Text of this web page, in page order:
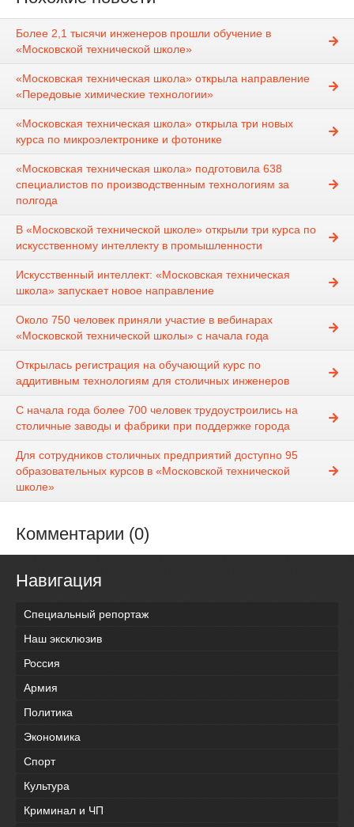
Более 2,1 тысячи инженеров прошли обучение в
«Московской технической школе»
«Московская техническая школа» открыла направление
«Передовые химические технологии»
«Московская техническая школа» открыла три новых
курса по микроэлектронике и фотонике
«Московская техническая школа» подготовила 638
специалистов по производственным технологиям за
полгода
В «Московской технической школе» открыли три курса по
искусственному интеллекту в промышленности
Искусственный интеллект: «Московская техническая
школа» запускает новое направление
Около 750 человек приняли участие в вебинарах
«Московской технической школы» с начала года
Открылась регистрация на обучающий курс по
аддитивным технологиям для столичных инженеров
С начала года более 700 человек трудоустроились на
столичные заводы и фабрики при поддержке города
Для сотрудников столичных предприятий доступно 95
образовательных курсов в «Московской технической
школе»
Комментарии (0)
Навигация
Специальный репортаж
Наш эксклюзив
Россия
Армия
Политика
Экономика
Спорт
Культура
Криминал и ЧП